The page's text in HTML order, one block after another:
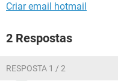
Criar email hotmail
2 Respostas
RESPOSTA 1 / 2